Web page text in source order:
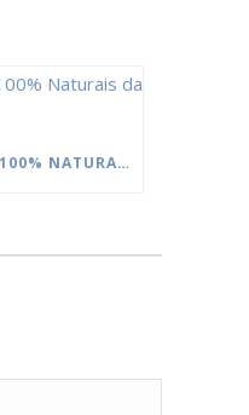
PERFUMES VEGANOS 100% NATURAIS DA QUINARÍ